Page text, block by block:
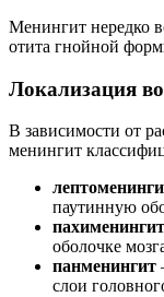
Менингит нередко
отита гнойной
Локализация
В зависимости от
менингит
паутинную
пахименингит
оболочке
панменингит
слои